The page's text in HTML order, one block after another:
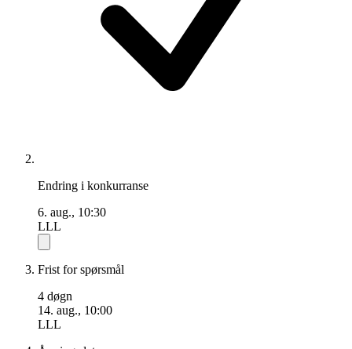
Endring i konkurranse
6. aug., 10:30
LLL
Frist for spørsmål
4 døgn
14. aug., 10:00
LLL